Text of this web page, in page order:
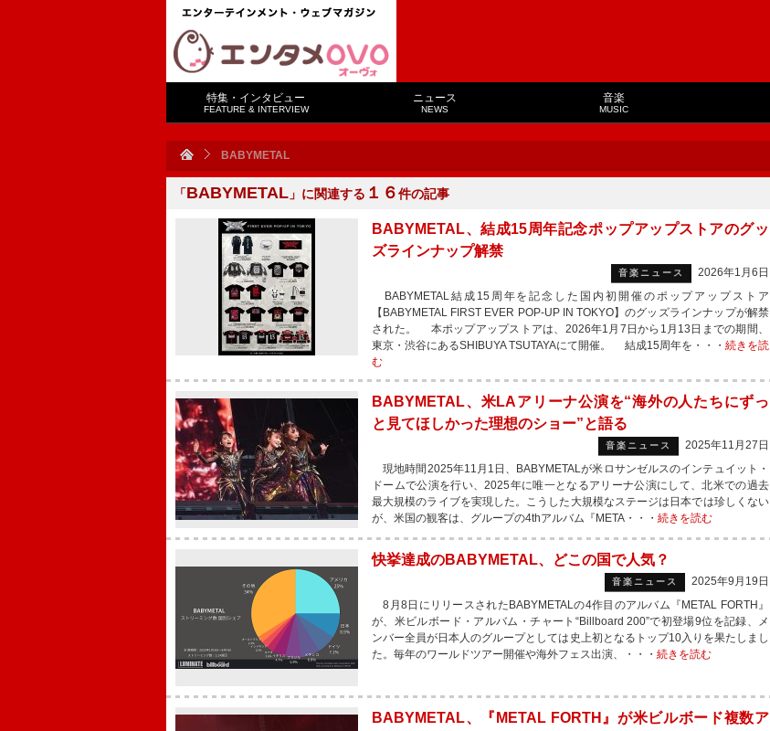
特集・インタビュー
FEATURE & INTERVIEW
ニュース
NEWS
音楽
MUSIC
BABYMETAL
「BABYMETAL 」に関連する １６件の記事
BABYMETAL、結成15周年記念ポップアップストアのグッ
ズラインナップ解禁
音楽ニュース
2026年1月6日
BABYMETAL結成15周年を記念した国内初開催のポップアップストア
【BABYMETAL FIRST EVER POP-UP IN TOKYO】のグッズラインナップが解禁
された。 本ポップアップストアは、2026年1月7日から1月13日までの期間、
東京・渋谷にあるSHIBUYA TSUTAYAにて開催。 結成15周年を・・・ 続きを読
む
BABYMETAL、米LAアリーナ公演を“海外の人たちにずっ
と見てほしかった理想のショー”と語る
音楽ニュース
2025年11月27日
現地時間2025年11月1日、BABYMETALが米ロサンゼルスのインテュイット・
ドームで公演を行い、2025年に唯一となるアリーナ公演にして、北米での過去
最大規模のライブを実現した。こうした大規模なステージは日本では珍しくない
が、米国の観客は、グループの4thアルバム『META・・・ 続きを読む
快挙達成のBABYMETAL、どこの国で人気？
音楽ニュース
2025年9月19日
8月8日にリリースされたBABYMETALの4作目のアルバム『METAL FORTH』
が、米ビルボード・アルバム・チャート“Billboard 200”で初登場9位を記録、メ
ンバー全員が日本人のグループとしては史上初となるトップ10入りを果たしまし
た。毎年のワールドツアー開催や海外フェス出演、・・・ 続きを読む
BABYMETAL、『METAL FORTH』が米ビルボード複数ア